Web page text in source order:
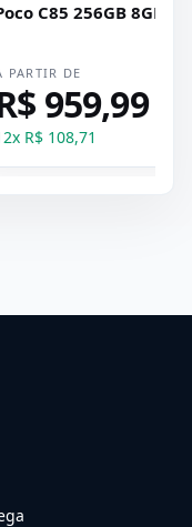
C85 256GB 8GB
PARTIR DE
959,99
x R$ 108,71